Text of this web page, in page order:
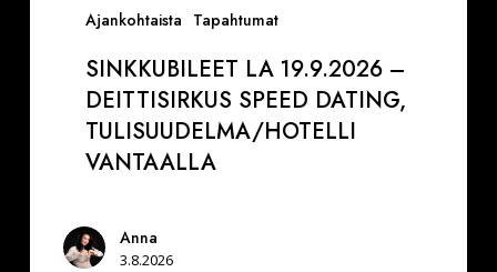
Ajankohtaista Tapahtumat
SINKKUBILEET LA 19.9.2026 –
DEITTISIRKUS SPEED DATING,
TULISUUDELMA/HOTELLI
VANTAALLA
Anna
3.8.2026